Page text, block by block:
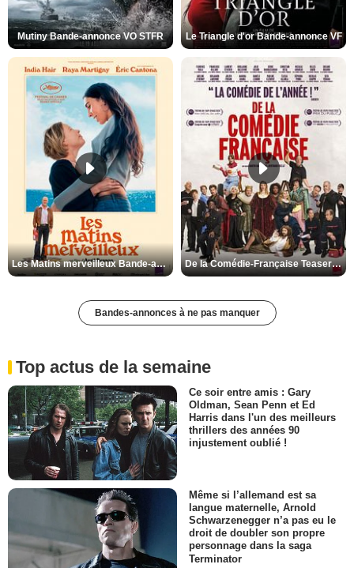
Mutiny Bande-annonce VO STFR Le Triangle d'or Bande-annonce VF
Les Matins merveilleux Bande-annonce VF De la Comédie-Française Teaser VF
Bandes-annonces à ne pas manquer
Top actus de la semaine
Ce soir entre amis : Gary
Oldman, Sean Penn et Ed
Harris dans l'un des meilleurs
thrillers des années 90
injustement oublié !
Même si l’allemand est sa
langue maternelle, Arnold
Schwarzenegger n’a pas eu le
droit de doubler son propre
personnage dans la saga
Terminator